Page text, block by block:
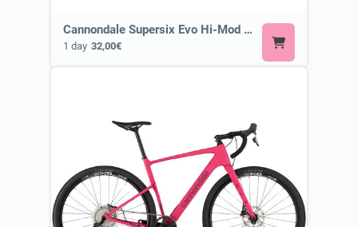
Cannondale Supersix Evo Hi-Mod Disc Ultegra or Similar
1 day 32,00€